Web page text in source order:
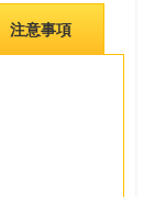
注意事項